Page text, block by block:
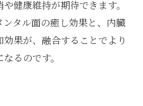
健康維持が期待できます。
タル面の癒し効果と、内臓
果が、融合することでより
るのです。